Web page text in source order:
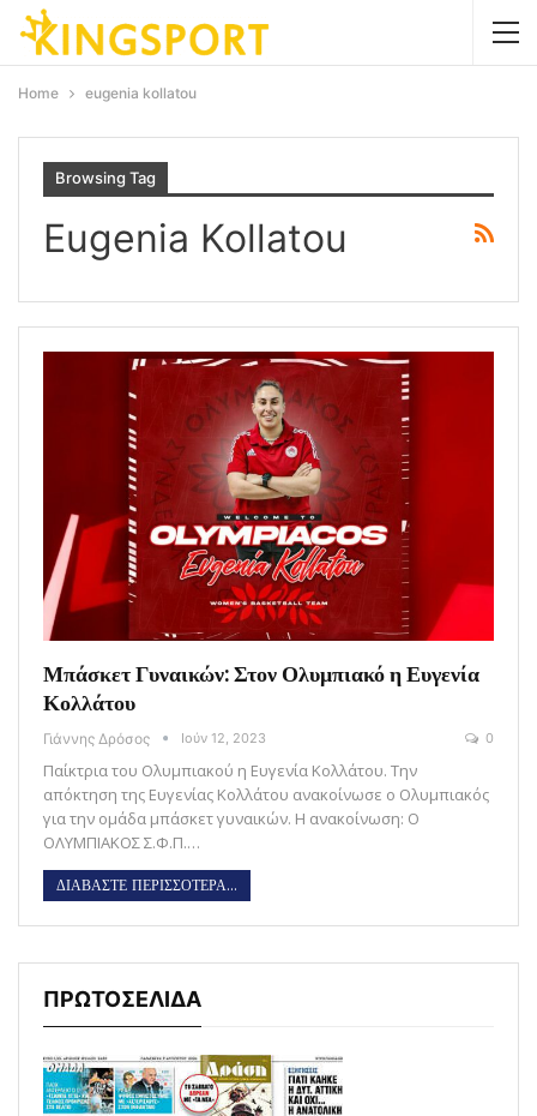
Home eugenia kollatou
Browsing Tag
Eugenia Kollatou
Μπάσκετ Γυναικών: Στον Ολυμπιακό η Ευγενία
Κολλάτου
Γιάννης Δρόσος Ιούν 12, 2023 0
Παίκτρια του Ολυμπιακού η Ευγενία Κολλάτου. Την
απόκτηση της Ευγενίας Κολλάτου ανακοίνωσε ο Ολυμπιακός
για την ομάδα μπάσκετ γυναικών. Η ανακοίνωση: Ο
ΟΛΥΜΠΙΑΚΟΣ Σ.Φ.Π.…
ΔΙΑΒΑΣΤΕ ΠΕΡΙΣΣΟΤΕΡΑ...
ΠΡΩΤΟΣΕΛΙΔΑ